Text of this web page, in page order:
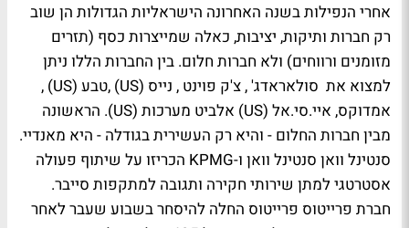
אחרי הנפילות בשנה האחרונה הישראליות הגדולות הן שוב
רק חברות ותיקות, יציבות, כאלה שמייצרות כסף (תזרים
מזומנים ורווחים) ולא חברות חלום. בין החברות הללו ניתן
למצוא את סולאראדג' , צ'ק פוינט , נייס (US) ,טבע (US) ,
אמדוקס, איי.סי.אל (US) אלביט מערכות (US). הראשונה
מבין חברות החלום - והיא רק העשירית בגודלה - היא מאנדיי.
סנטינל וואן סנטינל וואן ו-KPMG הכריזו על שיתוף פעולה
אסטרטגי למתן שירותי חקירה ותגובה למתקפות סייבר.
חברת פרייטוס פרייטוס החלה להיסחר בשבוע שעבר לאחר